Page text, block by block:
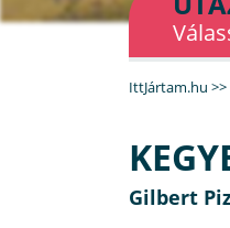
IttJártam.hu >>
Gilbert